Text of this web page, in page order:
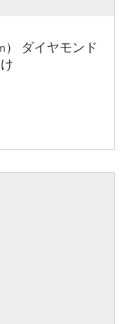
） ダイヤモンド